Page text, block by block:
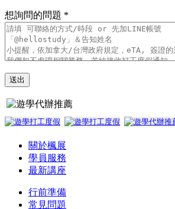
想詢問的問題 *
關於楓展
學員服務
最新講座
行前準備
常見問題